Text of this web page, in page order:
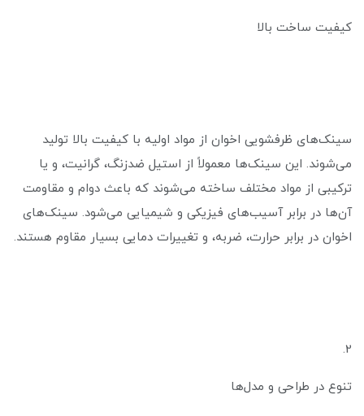
کیفیت ساخت بالا
سینک‌های ظرفشویی اخوان از مواد اولیه با کیفیت بالا تولید
می‌شوند. این سینک‌ها معمولاً از استیل ضدزنگ، گرانیت، و یا
ترکیبی از مواد مختلف ساخته می‌شوند که باعث دوام و مقاومت
آن‌ها در برابر آسیب‌های فیزیکی و شیمیایی می‌شود. سینک‌های
اخوان در برابر حرارت، ضربه، و تغییرات دمایی بسیار مقاوم هستند.
2.
تنوع در طراحی و مدل‌ها